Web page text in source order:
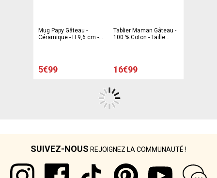
Mug Papy Gâteau -
Céramique - H 9,6 cm -
5€99
Tablier Maman Gâteau -
100 % Coton - Taille
16€99
SUIVEZ-NOUS REJOIGNEZ LA COMMUNAUTÉ !